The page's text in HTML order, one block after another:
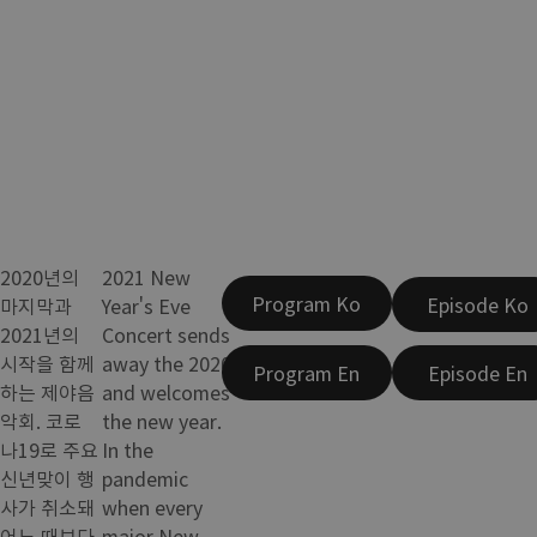
2020년의
마지막과
2021년의
시작을 함께
하는 제야음
악회. 코로
나19로 주요
신년맞이 행
사가 취소돼
2021 New
Year's Eve
Concert sends
away the 2020
and welcomes
the new year.
In the
pandemic
when every
Program Ko
Program En
Episode Ko
Episode En